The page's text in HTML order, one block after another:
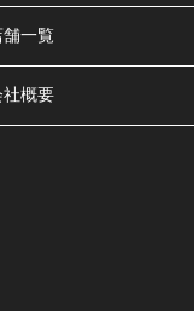
舗一覧
社概要